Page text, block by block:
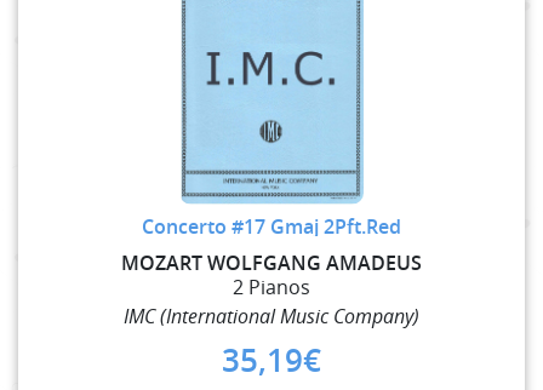
Concerto #17 Gmaj 2Pft.Red
MOZART WOLFGANG AMADEUS
2 Pianos
IMC (International Music Company)
35,19€